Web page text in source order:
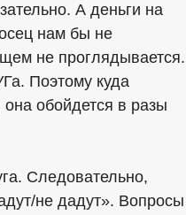
А деньги на
нам бы не
не проглядывается.
Поэтому куда
обойдется в разы
Следовательно,
не дадут». Вопросы